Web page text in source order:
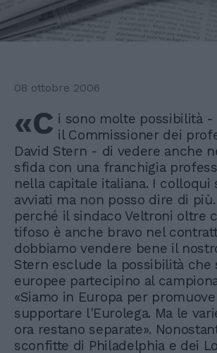
08 ottobre 2006
«C i sono molte possibilità -
il Commissioner dei
David Stern - di vedere anche
sfida con una franchigia
nella capitale italiana. I colloqui
avviati ma non posso dire di
perché il sindaco Veltroni oltre
tifoso è anche bravo nel
dobbiamo vendere bene il
Stern esclude la possibilità che
europee partecipino al
«Siamo in Europa per
supportare l'Eurolega. Ma le
ora restano separate».
sconfitte di Philadelphia e dei